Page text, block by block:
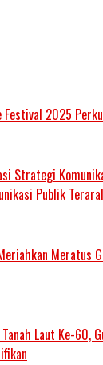
Festival 2025
Strategi
Publik
Meratus
Laut Ke-60,